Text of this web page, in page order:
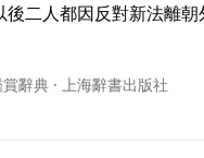
後二人都因反對新法離
辭典 · 上海辭書出版社